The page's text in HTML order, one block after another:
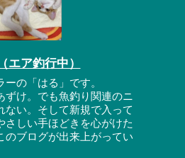
エア釣行中）
の「はる」です。
ずけ。でも魚釣り関連のニ
ない。そして新規で入って
さしい手ほどきを心がけた
のブログが出来上がってい